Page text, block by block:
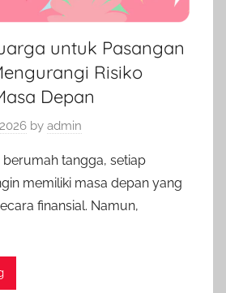
untuk Pasangan
Risiko
Depan
by admin
tangga, setiap
memiliki masa depan yang
finansial. Namun,